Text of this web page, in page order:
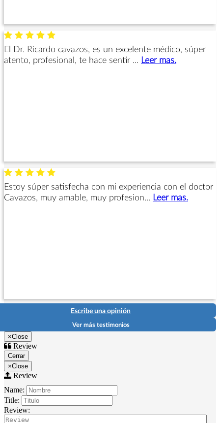
El Dr. Ricardo cavazos, es un excelente médico, súper
atento, profesional, te hace sentir ... Leer mas.
Estoy súper satisfecha con mi experiencia con el doctor
Cavazos, muy amable, muy profesion... Leer mas.
Escribe una opinión
Ver más testimonios
×Close
Review
Cerrar
×Close
Review
Name:
Title:
Review: